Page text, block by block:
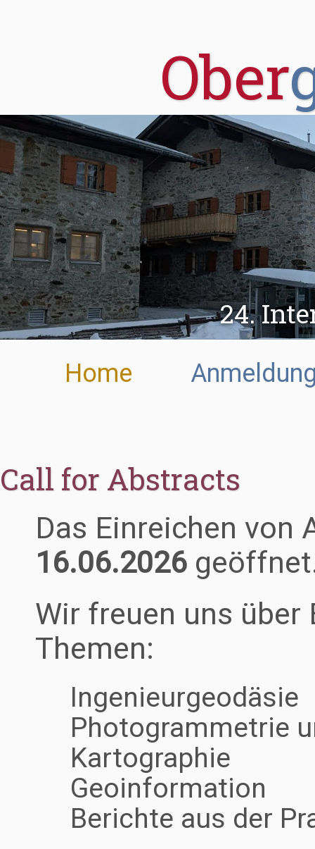
Ober
24.
Home
Call for Abstracts
Das Einreichen von
16.06.2026
Wir freuen uns über
Themen:
Ingenieurgeodäsie
Photogrammetrie
Kartographie
Geoinformation
Berichte aus der